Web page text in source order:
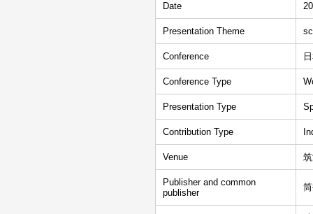
Date
Presentation Theme
Conference
Conference Type
Presentation Type
Contribution Type
Venue
Publisher and common
publisher